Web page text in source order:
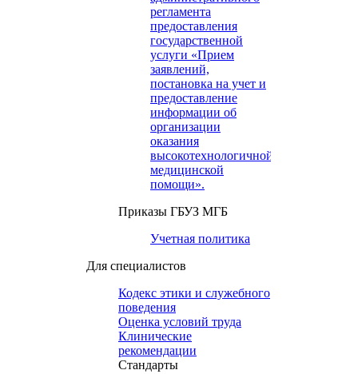
регламента
предоставления
государственной
услуги «Прием
заявлений,
постановка на учет и
предоставление
информации об
организации
оказания
высокотехнологичной
медицинской
помощи».
Приказы ГБУЗ МГБ
Учетная политика
Для специалистов
Кодекс этики и служебного
поведения
Оценка условий труда
Клинические
рекомендации
Cтандарты